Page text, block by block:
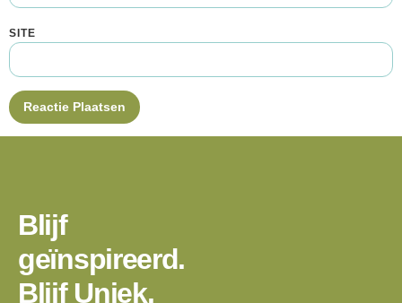
SITE
Blijf
geïnspireerd.
Blijf Uniek.